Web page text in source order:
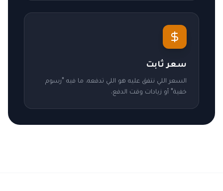
سعر ثابت
السعر اللي نتفق عليه هو اللي تدفعه. ما فيه "رسوم
خفية" أو زيادات وقت الدفع.